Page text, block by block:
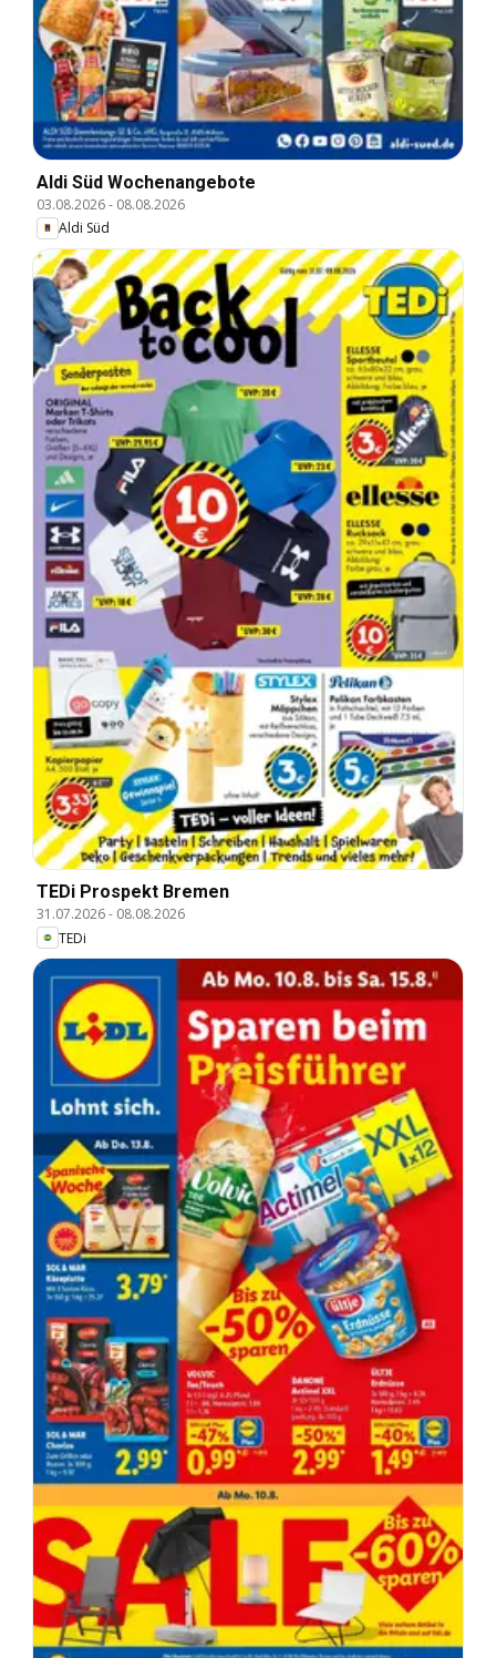
Aldi Süd Wochenangebote
03.08.2026- 08.08.2026
Aldi Süd
TEDi Prospekt Bremen
31.07.2026- 08.08.2026
TEDi